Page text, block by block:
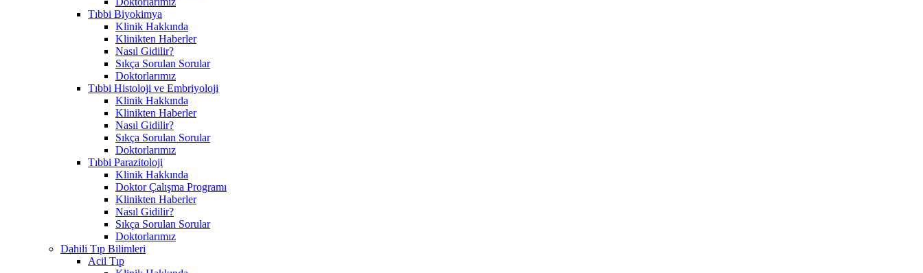
Tıbbi Biyokimya
Klinik Hakkında
Klinikten Haberler
Nasıl Gidilir?
Sıkça Sorulan Sorular
Doktorlarımız
Tıbbi Histoloji ve Embriyoloji
Klinik Hakkında
Klinikten Haberler
Nasıl Gidilir?
Sıkça Sorulan Sorular
Doktorlarımız
Tıbbi Parazitoloji
Klinik Hakkında
Doktor Çalışma Programı
Klinikten Haberler
Nasıl Gidilir?
Sıkça Sorulan Sorular
Doktorlarımız
Dahili Tıp Bilimleri
Acil Tıp